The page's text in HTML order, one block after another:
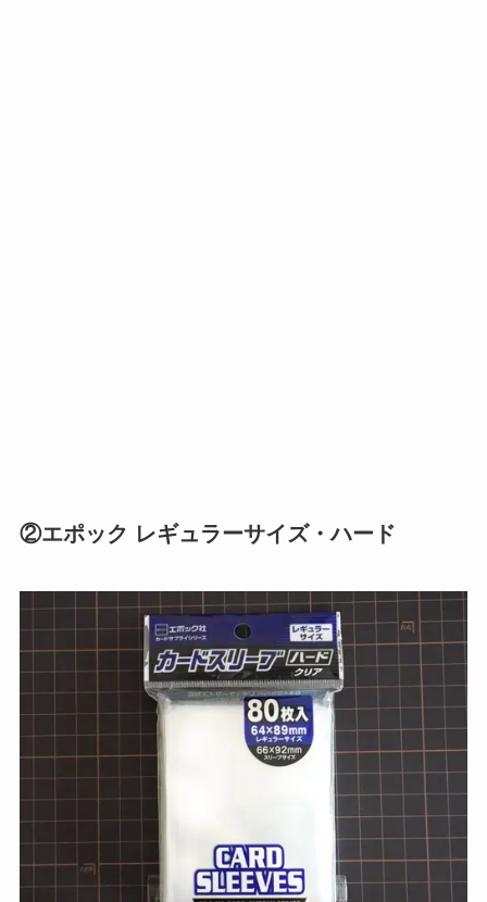
②エポック レギュラーサイズ・ハード